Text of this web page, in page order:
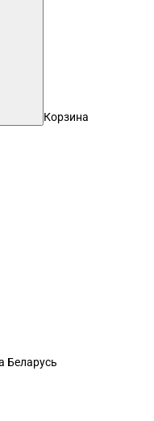
Корзина
Беларусь